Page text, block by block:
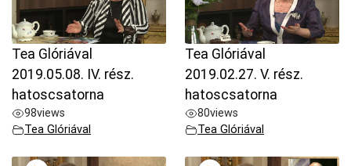
Tea Glóriával
2019.05.08. IV. rész.
hatoscsatorna
98views
Tea Glóriával
Tea Glóriával
2019.02.27. V. rész.
hatoscsatorna
80views
Tea Glóriával